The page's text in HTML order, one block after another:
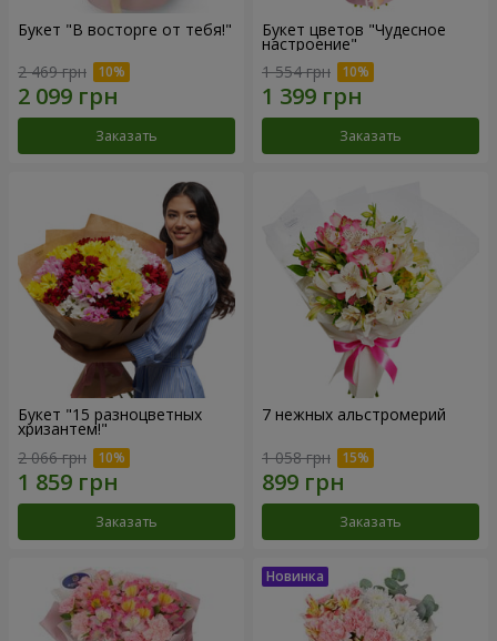
Букет "В восторге от тебя!"
2 469 грн
Заказать
Букет цветов "Чудесное
настроение"
1 554 грн
Заказать
Букет "15 разноцветных
хризантем!"
2 066 грн
Заказать
7 нежных альстромерий
1 058 грн
Заказать